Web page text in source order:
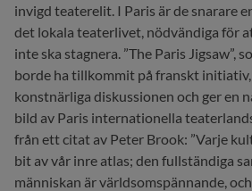
invigd teaterelit. I Paris är de snarare
det lokala teaterlivet, nödvändiga för
inte ska stagnera. ”The Paris Jigsaw”,
borde ha tillkommit på franskt
konstnärliga diskussionen och ger en
bild av Paris internationella
från ett citat av Peter Brook: ”Varje
bit av vår inre atlas; den fullständiga
människan är världsomspännande,